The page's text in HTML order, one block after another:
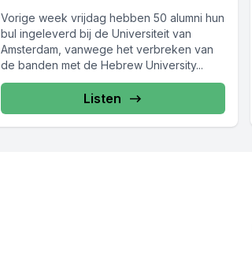
Vorige week vrijdag hebben 50 alumni hun
bul ingeleverd bij de Universiteit van
Amsterdam, vanwege het verbreken van
de banden met de Hebrew University...
Listen